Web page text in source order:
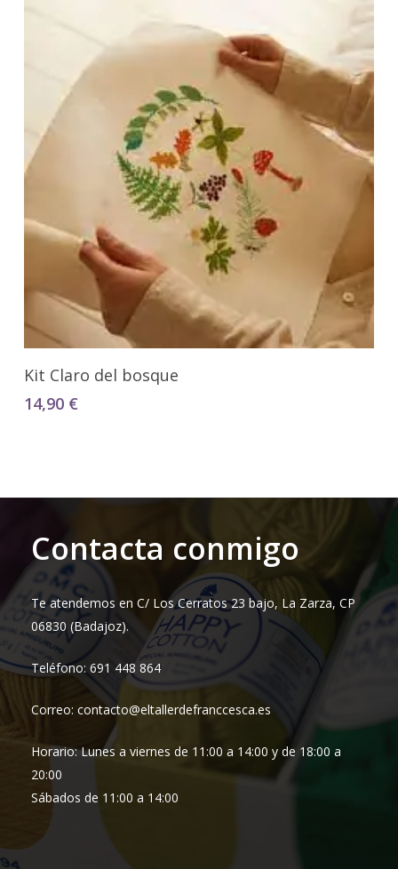
Kit Claro del bosque
14,90 €
Contacta conmigo
Te atendemos en C/ Los Cerratos 23 bajo, La Zarza, CP
06830 (Badajoz).
Teléfono: 691 448 864
Correo: contacto@eltallerdefranccesca.es
Horario: Lunes a viernes de 11:00 a 14:00 y de 18:00 a
20:00
Sábados de 11:00 a 14:00